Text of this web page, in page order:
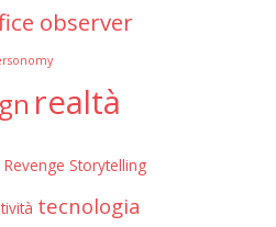
observer
realtà
Revenge Storytelling
tecnologia